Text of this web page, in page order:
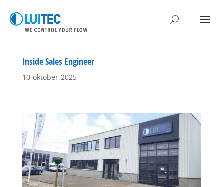
Inside Sales Engineer
10-oktober-2025